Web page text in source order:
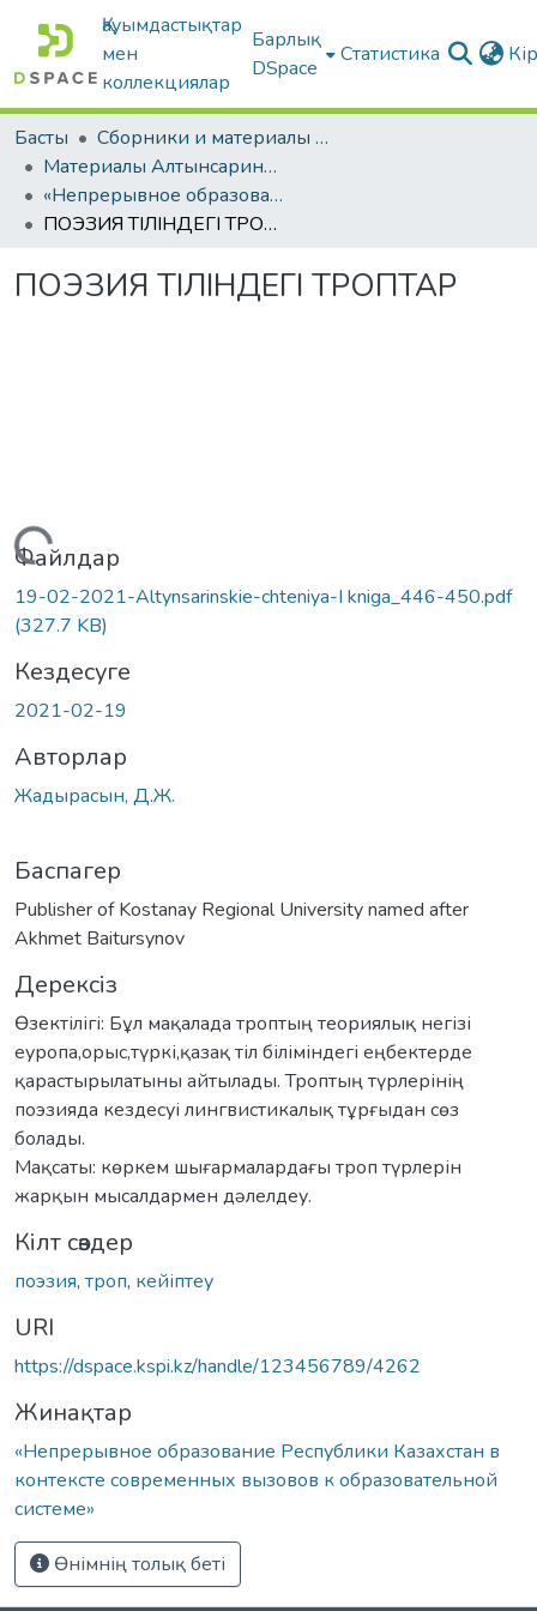
Қауымдастықтар
мен
коллекциялар
Барлық
DSpace
Статистика
Басты
Сборники и материалы конференций
Материалы Алтынсаринских педагогических чтений
«Непрерывное образование Республики Казахстан в контексте современных вызовов к образовательной системе»
ПОЭЗИЯ ТІЛІНДЕГІ ТРОПТАР
ПОЭЗИЯ ТІЛІНДЕГІ ТРОПТАР
Жүктеу...
Файлдар
19-02-2021-Altynsarinskie-chteniya-I kniga_446-450.pdf
(327.7 KB)
Кездесуге
2021-02-19
Авторлар
Жадырасын, Д.Ж.
Баспагер
Publisher of Kostanay Regional University named after
Akhmet Baitursynov
Дерексіз
Өзектілігі: Бұл мақалада троптың теориялық негізі
еуропа,орыс,түркі,қазақ тіл біліміндегі еңбектерде
қарастырылатыны айтылады. Троптың түрлерінің
поэзияда кездесуі лингвистикалық тұрғыдан сөз
болады.
Мақсаты: көркем шығармалардағы троп түрлерін
жарқын мысалдармен дəлелдеу.
Кілт сөздер
поэзия, троп, кейіптеу
URI
https://dspace.kspi.kz/handle/123456789/4262
Жинақтар
«Непрерывное образование Республики Казахстан в
контексте современных вызовов к образовательной
системе»
Өнімнің толық беті